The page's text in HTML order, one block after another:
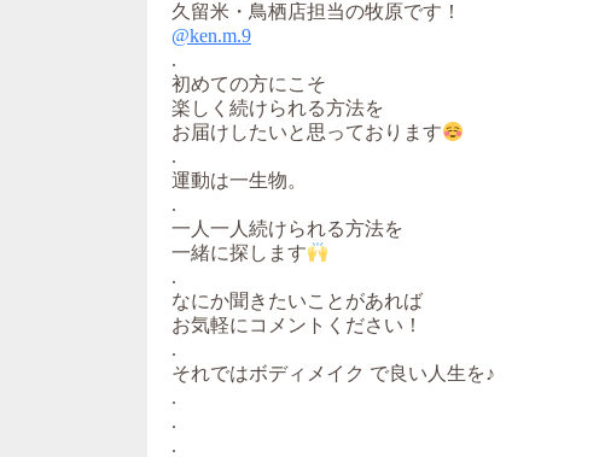
久留米・鳥栖店担当の牧原です！
@ken.m.9
.
初めての方にこそ
楽しく続けられる方法を
お届けしたいと思っております
.
運動は一生物。
.
一人一人続けられる方法を
一緒に探します
.
なにか聞きたいことがあれば
お気軽にコメントください！
.
それではボディメイク で良い人生を♪
.
.
.